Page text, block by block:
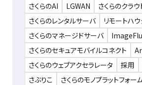
さくらのAI
LGWAN
さくらのクラ
さくらのレンタルサーバ
リモートハ
さくらのマネージドサーバ
さくらのセキュアモバイルコネクト
さくらのウェブアクセラレータ
採用
さぶりこ
さくらのモノプラットフォー